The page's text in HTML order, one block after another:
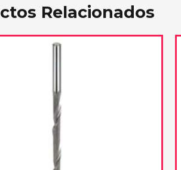
Relacionados